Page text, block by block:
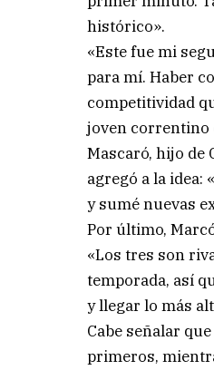
histórico».
«Este fue mi
para mí. Haber
competitividad
joven correntino
Mascaró, hijo de
agregó a la
y sumé nuevas
Por último,
«Los tres son
temporada, así
y llegar lo más
Cabe señalar
primeros,